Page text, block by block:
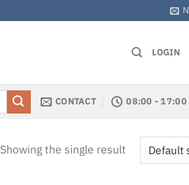
LOGIN
CONTACT 08:00 - 17:00
Showing the single result